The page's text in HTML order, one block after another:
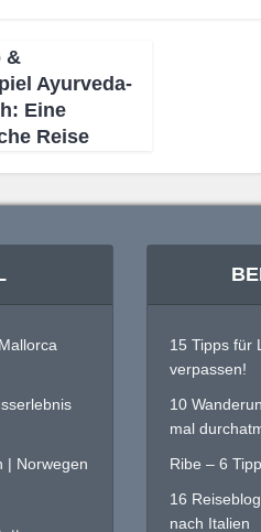
&
Ayurveda-
Eine
Reise
| Norwegen
15 Tipps für
verpassen!
10
mal
Ribe – 6
16
nach Italien